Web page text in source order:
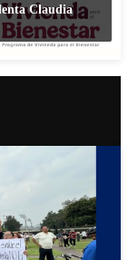
Claudia